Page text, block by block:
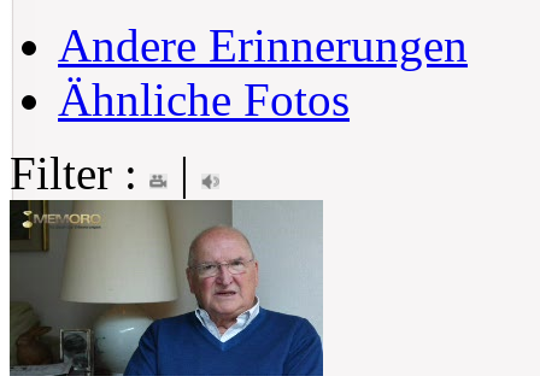
Andere Erinnerungen
Ähnliche Fotos
Filter :
|